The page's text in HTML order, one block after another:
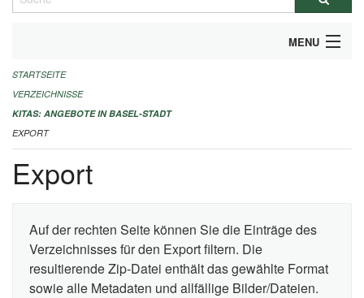
MENU
ALLGEMEINE INFORMATIONEN
IMPRESSUM
STARTSEITE
VERZEICHNISSE
KITAS: ANGEBOTE IN BASEL-STADT
EXPORT
Export
Auf der rechten Seite können Sie die Einträge des
Verzeichnisses für den Export filtern. Die
resultierende Zip-Datei enthält das gewählte Format
sowie alle Metadaten und allfällige Bilder/Dateien.